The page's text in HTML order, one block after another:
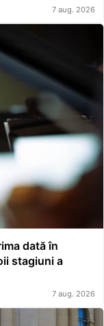
7 aug. 2026
dată în
stagiuni a
7 aug. 2026